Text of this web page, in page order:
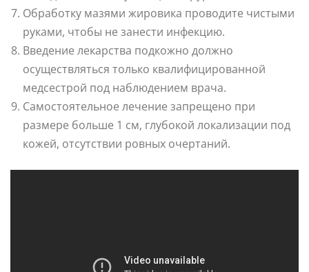
Обработку мазями жировика проводите чистыми
руками, чтобы не занести инфекцию.
Введение лекарства подкожно должно
осуществляться только квалифицированной
медсестрой под наблюдением врача.
Самостоятельное лечение запрещено при
размере больше 1 см, глубокой локализации под
кожей, отсутствии ровных очертаний.